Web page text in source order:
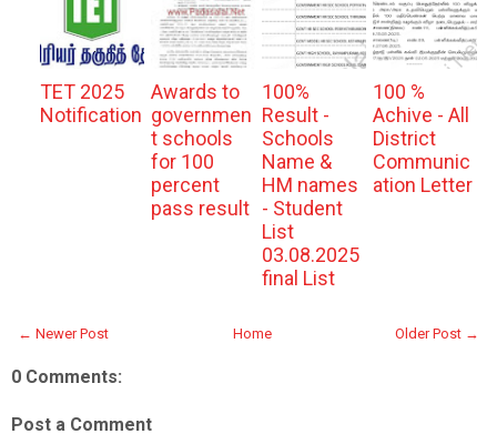
TET 2025
Notification
Awards to
governmen
t schools
for 100
percent
pass result
100%
Result -
Schools
Name &
HM names
- Student
List
03.08.2025
final List
100 %
Achive - All
District
Communic
ation Letter
← Newer Post Older Post →
Home
0 Comments:
Post a Comment